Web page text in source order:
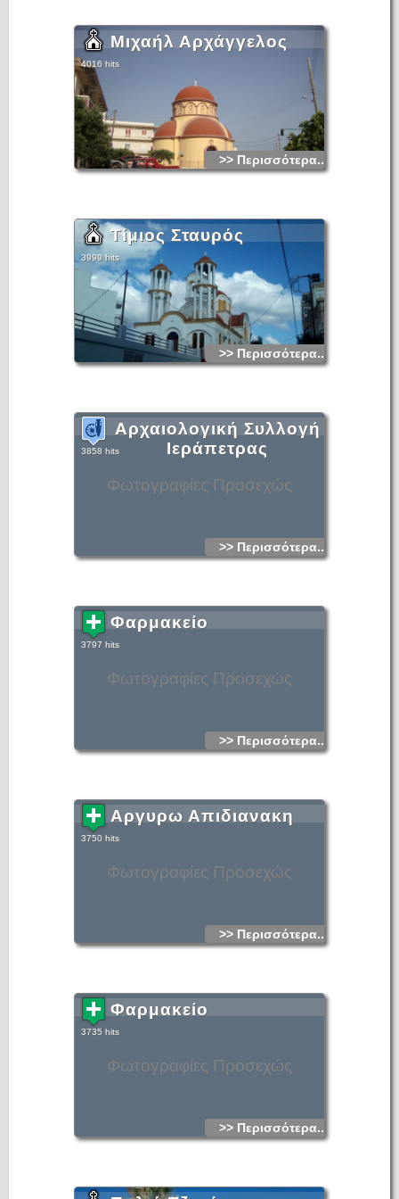
Μιχαήλ Αρχάγγελος
4016 hits
>> Περισσότερα...
Τίμιος Σταυρός
3999 hits
>> Περισσότερα...
Φωτογραφίες Προσεχώς
Αρχαιολογική Συλλογή
Ιεράπετρας
3858 hits
>> Περισσότερα...
Φωτογραφίες Προσεχώς
Φαρμακείο
3797 hits
>> Περισσότερα...
Φωτογραφίες Προσεχώς
Αργυρω Απιδιανακη
3750 hits
>> Περισσότερα...
Φωτογραφίες Προσεχώς
Φαρμακείο
3735 hits
>> Περισσότερα...